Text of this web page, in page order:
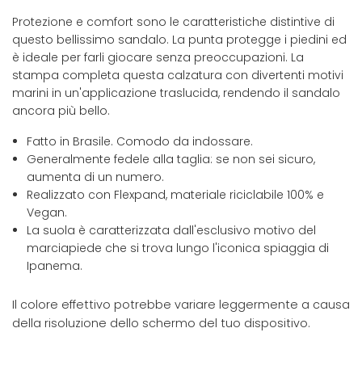
Protezione e comfort sono le caratteristiche distintive di
questo bellissimo sandalo. La punta protegge i piedini ed
è ideale per farli giocare senza preoccupazioni. La
stampa completa questa calzatura con divertenti motivi
marini in un'applicazione traslucida, rendendo il sandalo
ancora più bello.
Fatto in Brasile. Comodo da indossare.
Generalmente fedele alla taglia: se non sei sicuro,
aumenta di un numero.
Realizzato con Flexpand, materiale riciclabile 100% e
Vegan.
La suola è caratterizzata dall'esclusivo motivo del
marciapiede che si trova lungo l'iconica spiaggia di
Ipanema.
Il colore effettivo potrebbe variare leggermente a causa
della risoluzione dello schermo del tuo dispositivo.